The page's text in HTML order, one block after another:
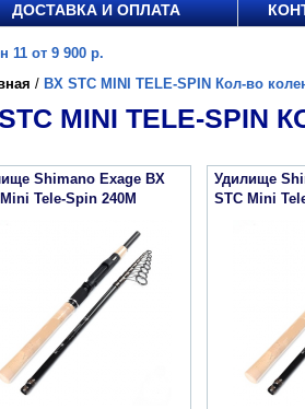
ДОСТАВКА И ОПЛАТА
11 от 9 900 р.
/ BX STC MINI TELE-SPIN Кол-во
MINI TELE-SPIN
Shimano Exage BX
Tele-Spin 240M
Удилище
STC Mini